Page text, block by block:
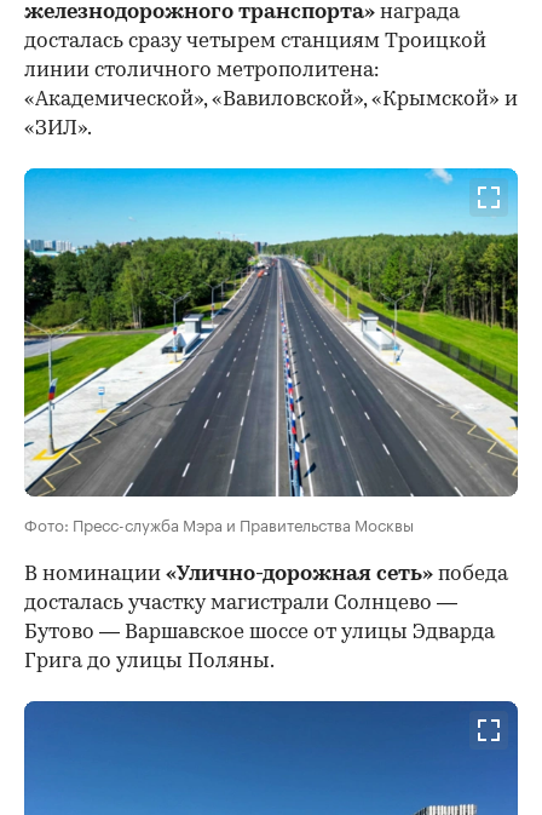
железнодорожного транспорта» награда
досталась сразу четырем станциям Троицкой
линии столичного метрополитена:
«Академической», «Вавиловской», «Крымской» и
«ЗИЛ».
Фото: Пресс-служба Мэра и Правительства Москвы
В номинации «Улично-дорожная сеть» победа
досталась участку магистрали Солнцево —
Бутово — Варшавское шоссе от улицы Эдварда
Грига до улицы Поляны.